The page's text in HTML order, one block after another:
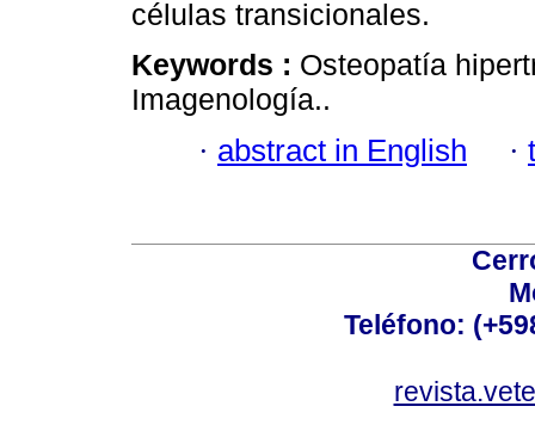
células transicionales.
Keywords : Osteopatía
Imagenología..
· abstract in English ·
Teléfono: